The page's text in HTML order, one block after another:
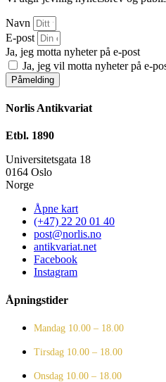
Navn
E-post
Ja, jeg motta nyheter på e-post
Ja, jeg vil motta nyheter på e-
Påmelding
Norlis Antikvariat
Etbl. 1890
Universitetsgata 18
0164 Oslo
Norge
Åpne kart
(+47) 22 20 01 40
post@norlis.no
antikvariat.net
Facebook
Instagram
Åpningstider
Mandag 10.00 – 18.00
Tirsdag 10.00 – 18.00
Onsdag 10.00 – 18.00